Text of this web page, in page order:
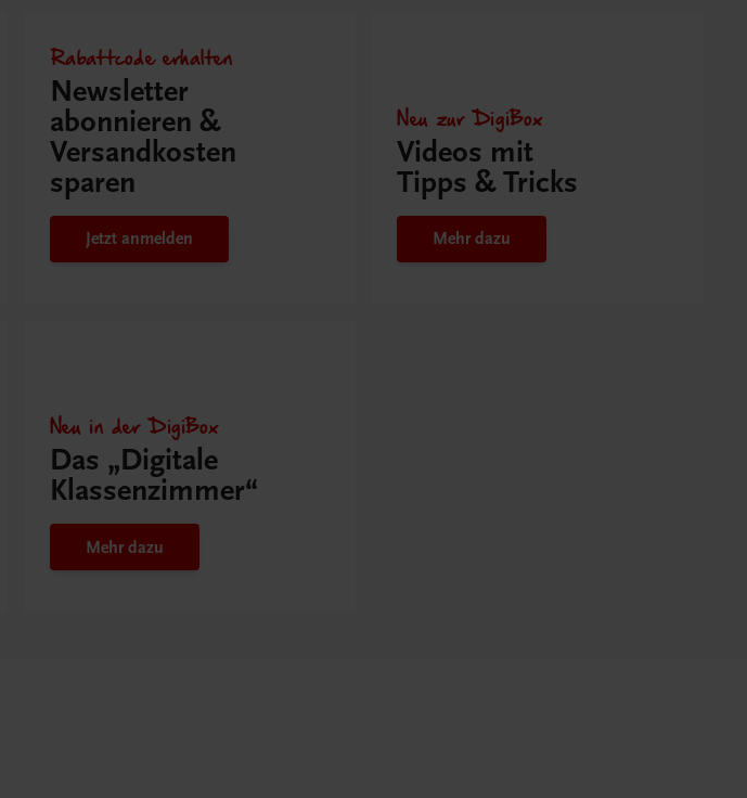
Rabattcode erhalten
Newsletter
abonnieren &
Versandkosten
sparen
Jetzt anmelden
Neu zur DigiBox
Videos mit
Tipps & Tricks
Mehr dazu
Neu in der DigiBox
Das „Digitale
Klassenzimmer“
Mehr dazu